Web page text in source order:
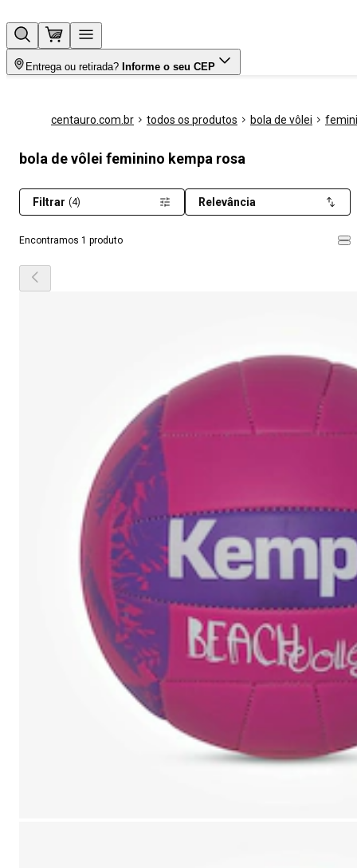
Entrega ou retirada? Informe o seu CEP
centauro.com.br todos os produtos bola de vôlei
bola de vôlei feminino kempa rosa
Encontramos 1 produto
Filtrar (4) Relevância